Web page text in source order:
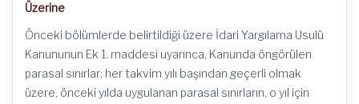
Üzerine
Önceki bölümlerde belirtildiği üzere İdari Yargılama Usulü
Kanununun Ek 1. maddesi uyarınca, Kanunda öngörülen
parasal sınırlar; her takvim yılı başından geçerli olmak
üzere, önceki yılda uygulanan parasal sınırların, o yıl için